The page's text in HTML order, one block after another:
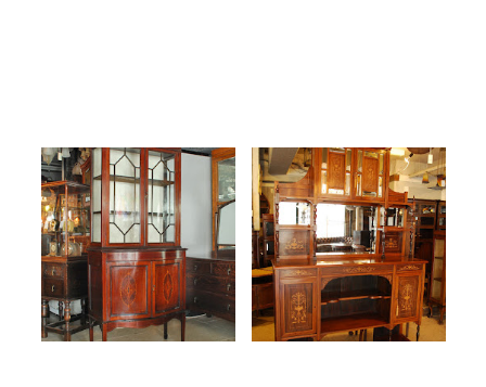
張り替えをして生まれ変わ
ったキャビネット
2016.02.02
過去 Blog
ミラーバックサイドボード
をお届けしました
2016.02.01
過去 Blog